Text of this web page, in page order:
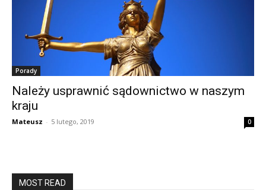
Porady
Należy usprawnić sądownictwo w naszym
kraju
Mateusz - 5 lutego, 2019 0
MOST READ